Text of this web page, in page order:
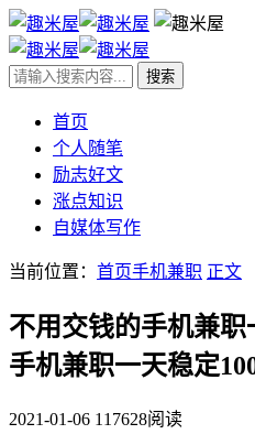
首页
个人随笔
励志好文
涨点知识
自媒体写作
当前位置： 首页手机兼职 正文
不用交钱的手机兼
手机兼职一天稳定
2021-01-06 117628阅读